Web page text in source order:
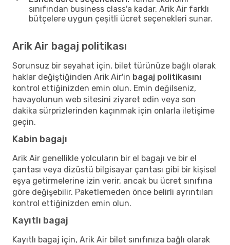
sınıfından business class'a kadar, Arik Air farklı
bütçelere uygun çeşitli ücret seçenekleri sunar.
Arik Air bagaj politikası
Sorunsuz bir seyahat için, bilet türünüze bağlı olarak
haklar değiştiğinden Arik Air'in bagaj politikasını
kontrol ettiğinizden emin olun. Emin değilseniz,
havayolunun web sitesini ziyaret edin veya son
dakika sürprizlerinden kaçınmak için onlarla iletişime
geçin.
Kabin bagajı
Arik Air genellikle yolcuların bir el bagajı ve bir el
çantası veya dizüstü bilgisayar çantası gibi bir kişisel
eşya getirmelerine izin verir, ancak bu ücret sınıfına
göre değişebilir. Paketlemeden önce belirli ayrıntıları
kontrol ettiğinizden emin olun.
Kayıtlı bagaj
Kayıtlı bagaj için, Arik Air bilet sınıfınıza bağlı olarak